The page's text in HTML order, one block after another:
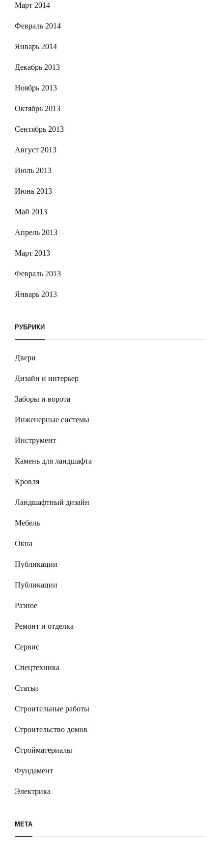
Март 2014
Февраль 2014
Январь 2014
Декабрь 2013
Ноябрь 2013
Октябрь 2013
Сентябрь 2013
Август 2013
Июль 2013
Июнь 2013
Май 2013
Апрель 2013
Март 2013
Февраль 2013
Январь 2013
РУБРИКИ
Двери
Дизайн и интерьер
Заборы и ворота
Инженерные системы
Инструмент
Камень для ландшафта
Кровля
Ландшафтный дизайн
Мебель
Окна
Публикации
Публикации
Разное
Ремонт и отделка
Сервис
Спецтехника
Статьи
Строительные работы
Строительство домов
Стройматериалы
Фундамент
Электрика
МЕТА